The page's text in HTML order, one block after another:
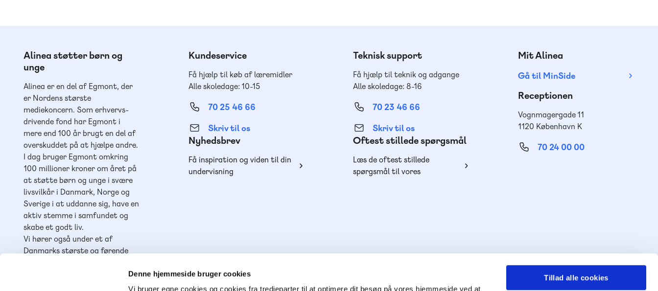
Denne hjemmeside bruger cookies
Vi bruger egne cookies og cookies fra tredjeparter til at optimere dit besøg på vores hjemmeside ved at
Tillad alle cookies
Alinea støtter børn og
unge
Alinea er en del af Egmont, der
er Nordens største
mediekoncern. Som erhvervs-
drivende fond har Egmont i
mere end 100 år brugt en del af
overskuddet på at hjælpe andre.
I dag bruger Egmont omkring
100 millioner kroner om året på
at støtte børn og unge i svære
livsvilkår i Danmark, Norge og
Sverige i at uddanne sig, have en
aktiv stemme i samfundet og
skabe et godt liv.
Vi hører også under et af
Danmarks største og førende
,
Kundeservice
Få hjælp til køb af læremidler
Alle skoledage: 10-15
70 25 46 66
Skriv til os
Nyhedsbrev
Få inspiration og viden til din
undervisning
Teknisk support
Få hjælp til teknik og adgange
Alle skoledage: 8-16
70 23 46 66
Skriv til os
Oftest stillede spørgsmål
Læs de oftest stillede
spørgsmål til vores
Mit Alinea
Gå til MinSide
Receptionen
Vognmagergade 11
1120 København K
70 24 00 00